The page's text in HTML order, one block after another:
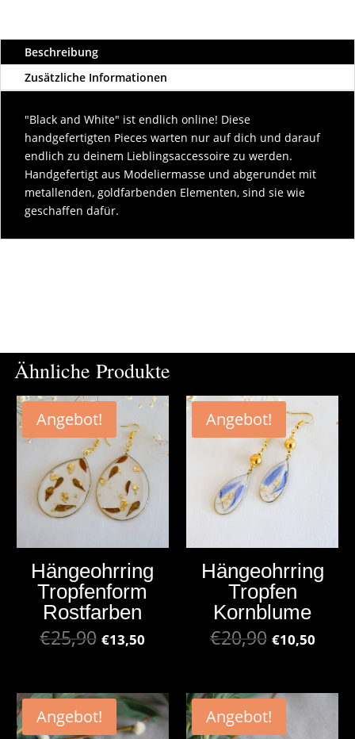
Beschreibung
Zusätzliche Informationen
"Black and White" ist endlich online! Diese
handgefertigten Pieces warten nur auf dich und darauf
endlich zu deinem Lieblingsaccessoire zu werden.
Handgefertigt aus Modeliermasse und abgerundet mit
metallenden, goldfarbenden Elementen, sind sie wie
geschaffen dafür.
Ähnliche Produkte
Angebot!
Hängeohrring
Tropfenform
Rostfarben
€25,90 €13,50
Angebot!
Hängeohrring
Tropfen
Kornblume
€20,90 €10,50
Angebot! Angebot!